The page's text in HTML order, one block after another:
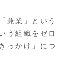
兼業」という
う組織をゼロ
っかけ」につ